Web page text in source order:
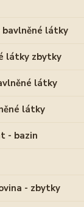
bavlněné látky
látky zbytky
látky
látky
- bazin
- zbytky